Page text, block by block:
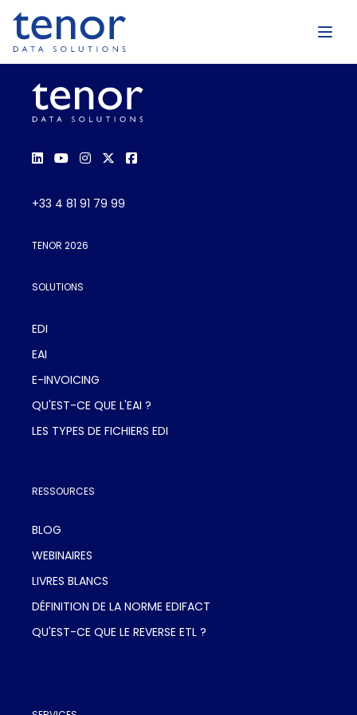
+33 4 81 91 79 99
TENOR 2026
SOLUTIONS
EDI
EAI
E-INVOICING
QU'EST-CE QUE L'EAI ?
LES TYPES DE FICHIERS EDI
RESSOURCES
BLOG
WEBINAIRES
LIVRES BLANCS
DÉFINITION DE LA NORME EDIFACT
QU'EST-CE QUE LE REVERSE ETL ?